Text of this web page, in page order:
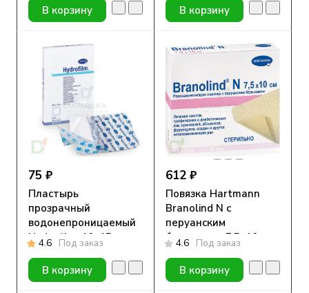
В корзину В корзину
75 ₽
Пластырь
прозрачный
водонепроницаемый
Hydrofilm, 10х15см.
4.6 Под заказ
В корзину
612 ₽
Повязка Hartmann
Branolind N с
перуанским
бальзамом, 7,5х10см,
1 шт
4.6 Под заказ
В корзину